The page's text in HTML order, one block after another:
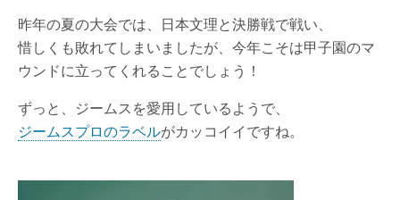
昨年の夏の大会では、日本文理と決勝戦で戦い、
惜しくも敗れてしまいましたが、今年こそは甲子園のマ
ウンドに立ってくれることでしょう！
ずっと、ジームスを愛用しているようで、
ジームスプロのラベルがカッコイイですね。